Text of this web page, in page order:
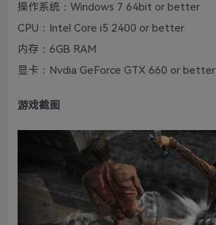
操作系统：Windows 7 64bit or better
CPU：Intel Core i5 2400 or better
内存：6GB RAM
显卡：Nvdia GeForce GTX 660 or better
游戏截图